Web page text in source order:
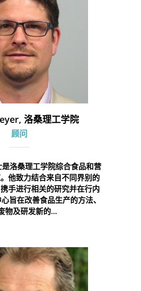
洛桑理工学院
顾问
洛桑理工学院综合食品和营
他致力结合来自不同界别的
手进行相关的研究并在行内
旨在改善食品生产的方法、
物及研发新的...